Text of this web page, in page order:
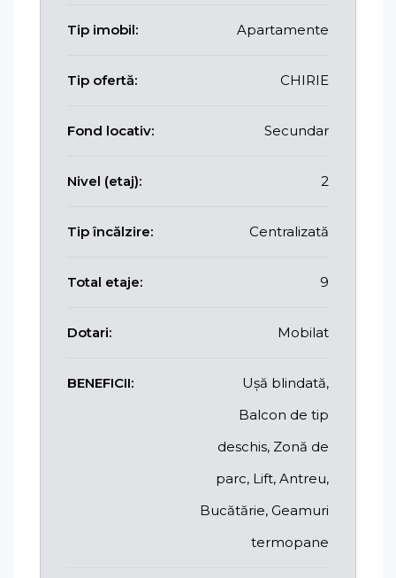
Tip imobil: Apartamente
Tip ofertă: CHIRIE
Fond locativ: Secundar
Nivel (etaj): 2
Tip încălzire: Centralizată
Total etaje: 9
Dotari: Mobilat
BENEFICII:
Ușă blindată,
Balcon de tip
deschis, Zonă de
parc, Lift, Antreu,
Bucătărie, Geamuri
termopane